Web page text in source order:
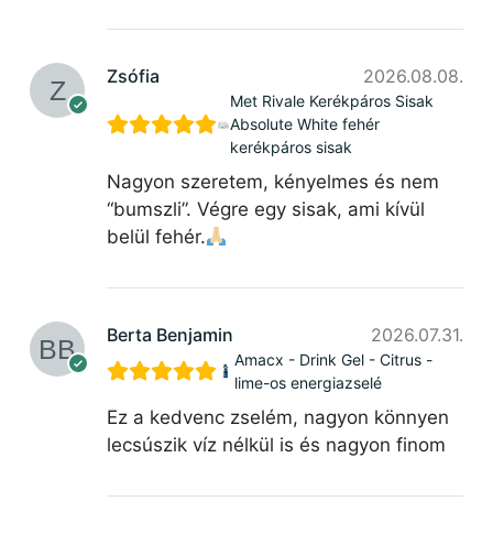
Zsófia 2026.08.08.
Met Rivale Kerékpáros Sisak
Absolute White fehér
kerékpáros sisak
Nagyon szeretem, kényelmes és nem
“bumszli”. Végre egy sisak, ami kívül
belül fehér.
Berta Benjamin 2026.07.31.
Amacx - Drink Gel - Citrus -
lime-os energiazselé
Ez a kedvenc zselém, nagyon könnyen
lecsúszik víz nélkül is és nagyon finom